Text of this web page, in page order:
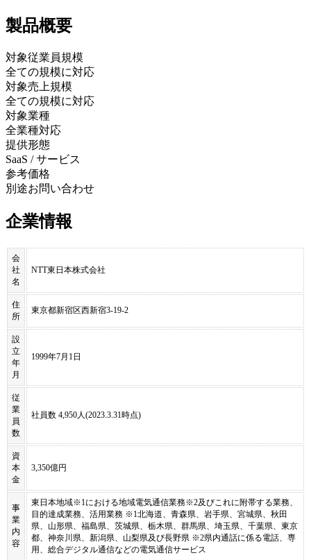
製品概要
対象従業員規模
全ての規模に対応
対象売上規模
全ての規模に対応
対象業種
全業種対応
提供形態
SaaS / サービス
参考価格
別途お問い合わせ
企業情報
会
社
名
NTT東日本株式会社
住
所
東京都新宿区西新宿3-19-2
設
立
年
月
1999年7月1日
従
業
員
数
社員数 4,950人(2023.3.31時点)
資
本
金
3,350億円
事
業
内
容
東日本地域※1における地域電気通信業務※2及びこれに附帯する業務、
目的達成業務、活用業務 ※1北海道、青森県、岩手県、宮城県、秋田
県、山形県、福島県、茨城県、栃木県、群馬県、埼玉県、千葉県、東京
都、神奈川県、新潟県、山梨県及び長野県 ※2県内通話に係る電話、専
用、総合デジタル通信などの電気通信サービス